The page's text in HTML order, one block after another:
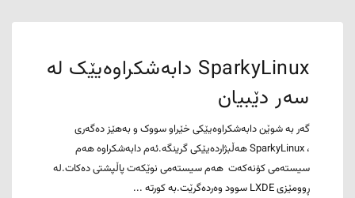
SparkyLinux دابەشکراوەیێک لە
سەر دێبیان
گەر بە شوێن دابەشکراوەیێکی خێراو سووک و بەهێز دەگەری
، SparkyLinux هەڵبژاردەیێکی گرینگە.ئەم دابەشکراوە هەم
سیستەمی کۆنەکەت هەم سیستەمی نوێکەت پاڵپشتی دەکات.لە
ڕوومێزی LXDE سوود وەردەگرێت.بە کورتە ...